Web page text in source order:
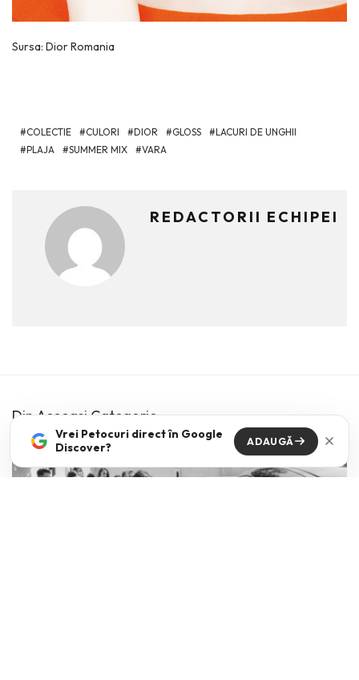
Sursa: Dior Romania
COLECTIE CULORI DIOR GLOSS
LACURI DE UNGHII
PLAJA
SUMMER MIX VARA
REDACTORII ECHIPEI
Din Aceeasi Categorie
Vrei Petocuri direct în Google
Discover?
ADAUGĂ